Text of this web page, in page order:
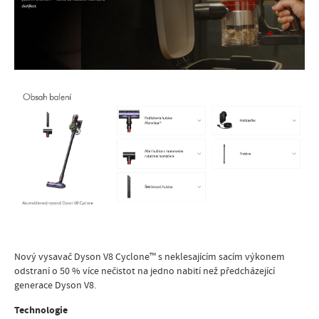
Nový vysavač Dyson V8 Cyclone™ s neklesajícím sacím výkonem
odstraní o 50 % více nečistot na jedno nabití než předcházející
generace Dyson V8.
Technologie